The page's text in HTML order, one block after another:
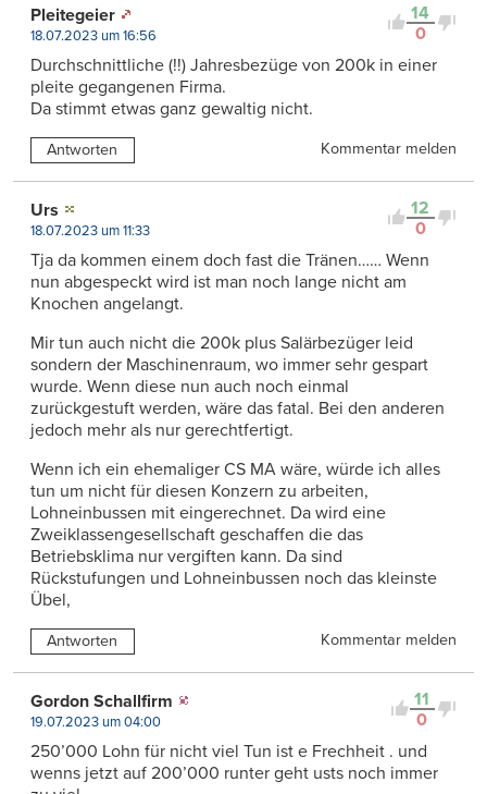
14
0
Pleitegeier
18.07.2023 um 16:56
Durchschnittliche (!!) Jahresbezüge von 200k in einer
pleite gegangenen Firma.
Da stimmt etwas ganz gewaltig nicht.
Antworten Kommentar melden
12
0
Urs
18.07.2023 um 11:33
Tja da kommen einem doch fast die Tränen…… Wenn
nun abgespeckt wird ist man noch lange nicht am
Knochen angelangt.
Mir tun auch nicht die 200k plus Salärbezüger leid
sondern der Maschinenraum, wo immer sehr gespart
wurde. Wenn diese nun auch noch einmal
zurückgestuft werden, wäre das fatal. Bei den anderen
jedoch mehr als nur gerechtfertigt.
Wenn ich ein ehemaliger CS MA wäre, würde ich alles
tun um nicht für diesen Konzern zu arbeiten,
Lohneinbussen mit eingerechnet. Da wird eine
Zweiklassengesellschaft geschaffen die das
Betriebsklima nur vergiften kann. Da sind
Rückstufungen und Lohneinbussen noch das kleinste
Übel,
Antworten Kommentar melden
11
0
Gordon Schallfirm
19.07.2023 um 04:00
250’000 Lohn für nicht viel Tun ist e Frechheit . und
wenns jetzt auf 200’000 runter geht usts noch immer